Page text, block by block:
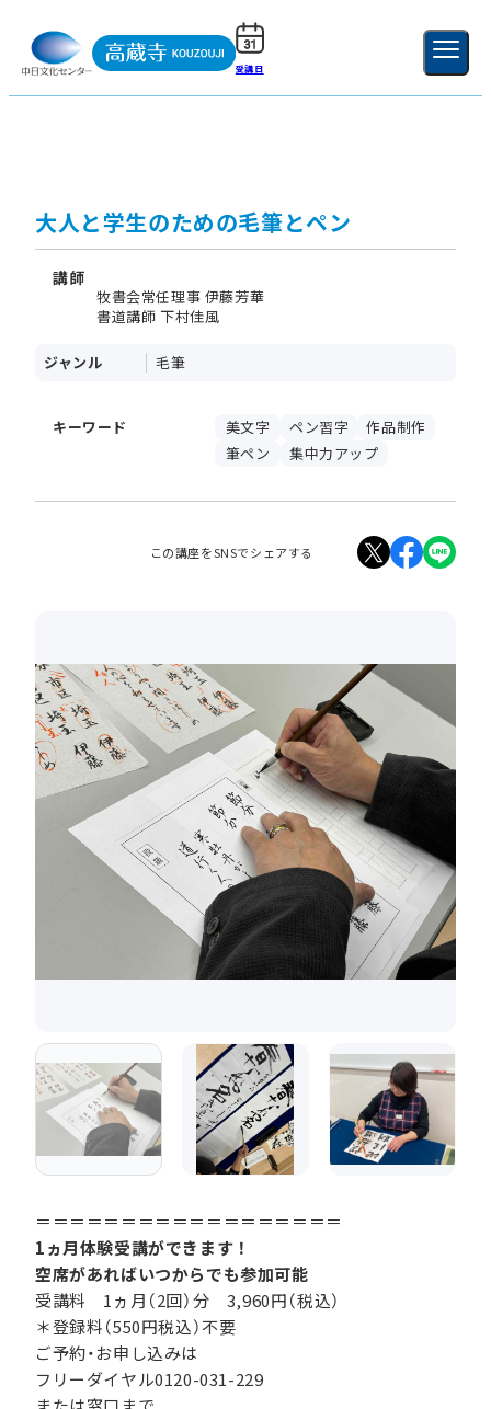
受講日 新規登録
大人と学生のための毛筆とペン
講師
牧書会常任理事 伊藤芳華
書道講師 下村佳風
ジャンル 毛筆
キーワード 美文字 ペン習字
作品制作
筆ペン
集中力アップ
この講座をSNSでシェアする
＝＝＝＝＝＝＝＝＝＝＝＝＝＝＝＝＝＝
1ヵ月体験受講ができます！
空席があればいつからでも参加可能
受講料 1ヵ月（2回）分 3,960円（税込）
＊登録料（550円税込）不要
ご予約・お申し込みは
フリーダイヤル0120-031-229